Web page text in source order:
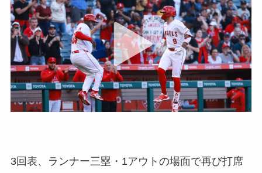
3回表、ランナー三塁・1アウトの場面で再び打席